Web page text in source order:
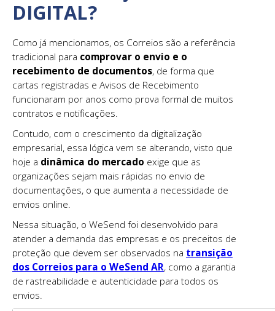
DIGITAL?
Como já mencionamos, os Correios são a referência
tradicional para comprovar o envio e o
recebimento de documentos, de forma que
cartas registradas e Avisos de Recebimento
funcionaram por anos como prova formal de muitos
contratos e notificações.
Contudo, com o crescimento da digitalização
empresarial, essa lógica vem se alterando, visto que
hoje a dinâmica do mercado exige que as
organizações sejam mais rápidas no envio de
documentações, o que aumenta a necessidade de
envios online.
Nessa situação, o WeSend foi desenvolvido para
atender a demanda das empresas e os preceitos de
proteção que devem ser observados na transição
dos Correios para o WeSend AR, como a garantia
de rastreabilidade e autenticidade para todos os
envios.